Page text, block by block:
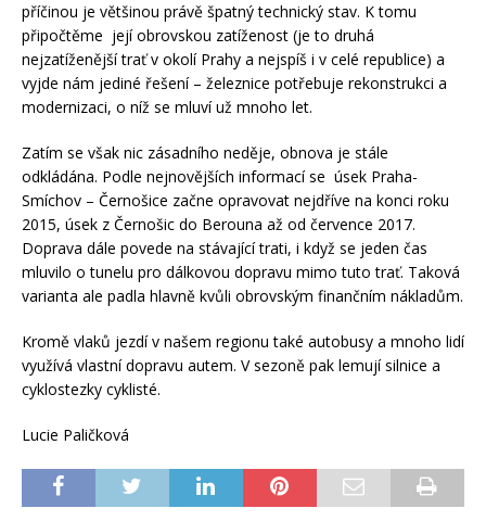
příčinou je většinou právě špatný technický stav. K tomu
připočtěme její obrovskou zatíženost (je to druhá
nejzatíženější trať v okolí Prahy a nejspíš i v celé republice) a
vyjde nám jediné řešení – železnice potřebuje rekonstrukci a
modernizaci, o níž se mluví už mnoho let.
Zatím se však nic zásadního neděje, obnova je stále
odkládána. Podle nejnovějších informací se úsek Praha-
Smíchov – Černošice začne opravovat nejdříve na konci roku
2015, úsek z Černošic do Berouna až od července 2017.
Doprava dále povede na stávající trati, i když se jeden čas
mluvilo o tunelu pro dálkovou dopravu mimo tuto trať. Taková
varianta ale padla hlavně kvůli obrovským finančním nákladům.
Kromě vlaků jezdí v našem regionu také autobusy a mnoho lidí
využívá vlastní dopravu autem. V sezoně pak lemují silnice a
cyklostezky cyklisté.
Lucie Paličková